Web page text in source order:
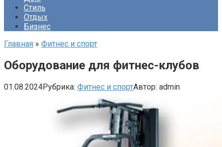
Стиль
Отдых
Бизнес
Главная » Фитнес и спорт
Оборудование для фитнес-клубов
01.08.2024Рубрика: Фитнес и спортАвтор: admin